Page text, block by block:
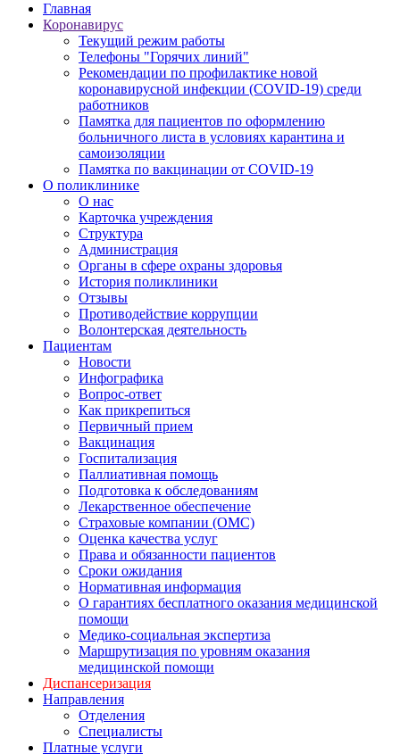
Главная
Коронавирус
Текущий режим работы
Телефоны "Горячих линий"
Рекомендации по профилактике новой
коронавирусной инфекции (COVID-19) среди
работников
Памятка для пациентов по оформлению
больничного листа в условиях карантина и
самоизоляции
Памятка по вакцинации от COVID-19
О поликлинике
О нас
Карточка учреждения
Структура
Администрация
Органы в сфере охраны здоровья
История поликлиники
Отзывы
Противодействие коррупции
Волонтерская деятельность
Пациентам
Новости
Инфографика
Вопрос-ответ
Как прикрепиться
Первичный прием
Вакцинация
Госпитализация
Паллиативная помощь
Подготовка к обследованиям
Лекарственное обеспечение
Страховые компании (ОМС)
Оценка качества услуг
Права и обязанности пациентов
Сроки ожидания
Нормативная информация
О гарантиях бесплатного оказания медицинской
помощи
Медико-социальная экспертиза
Маршрутизация по уровням оказания
медицинской помощи
Диспансеризация
Направления
Отделения
Специалисты
Платные услуги